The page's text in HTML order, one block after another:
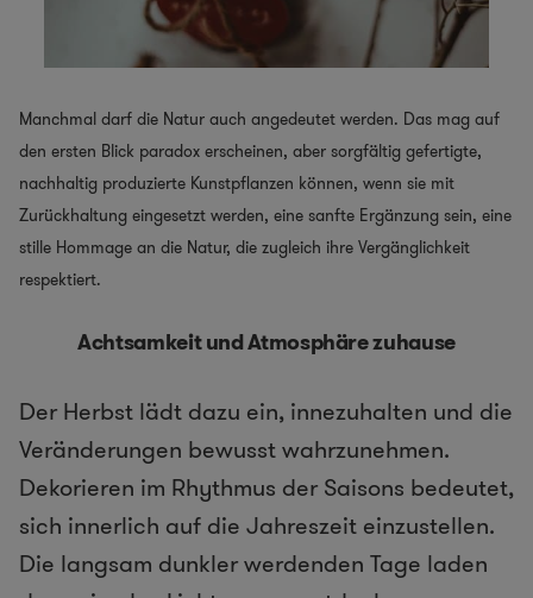
Manchmal darf die Natur auch angedeutet werden. Das mag auf
den ersten Blick paradox erscheinen, aber sorgfältig gefertigte,
nachhaltig produzierte Kunstpflanzen können, wenn sie mit
Zurückhaltung eingesetzt werden, eine sanfte Ergänzung sein, eine
stille Hommage an die Natur, die zugleich ihre Vergänglichkeit
respektiert.
Achtsamkeit und Atmosphäre zuhause
Der Herbst lädt dazu ein, innezuhalten und die
Veränderungen bewusst wahrzunehmen.
Dekorieren im Rhythmus der Saisons bedeutet,
sich innerlich auf die Jahreszeit einzustellen.
Die langsam dunkler werdenden Tage laden